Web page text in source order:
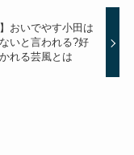
】おいでやす小田は
いと言われる?好
れる芸風とは